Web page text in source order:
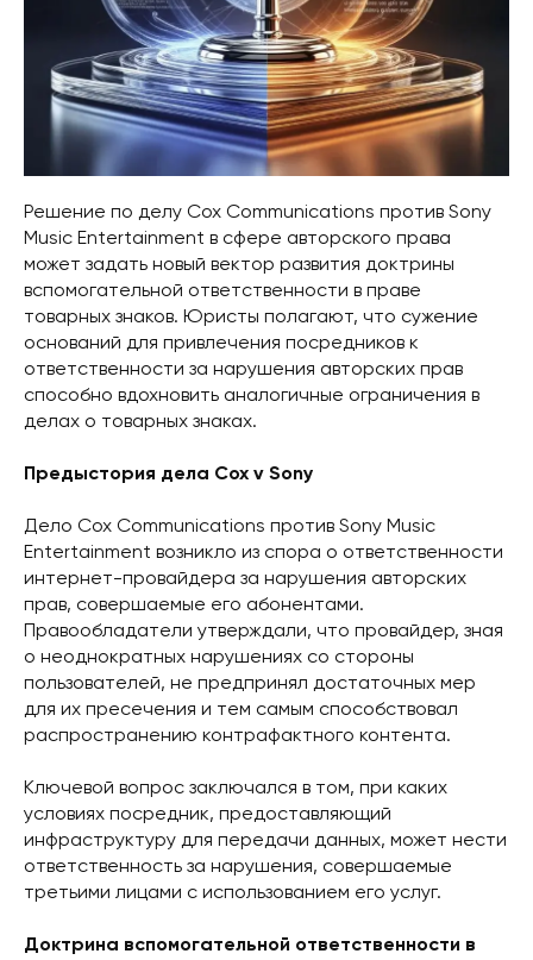
Решение по делу Cox Communications против Sony
Music Entertainment в сфере авторского права
может задать новый вектор развития доктрины
вспомогательной ответственности в праве
товарных знаков. Юристы полагают, что сужение
оснований для привлечения посредников к
ответственности за нарушения авторских прав
способно вдохновить аналогичные ограничения в
делах о товарных знаках.
Предыстория дела Cox v Sony
Дело Cox Communications против Sony Music
Entertainment возникло из спора о ответственности
интернет-провайдера за нарушения авторских
прав, совершаемые его абонентами.
Правообладатели утверждали, что провайдер, зная
о неоднократных нарушениях со стороны
пользователей, не предпринял достаточных мер
для их пресечения и тем самым способствовал
распространению контрафактного контента.
Ключевой вопрос заключался в том, при каких
условиях посредник, предоставляющий
инфраструктуру для передачи данных, может нести
ответственность за нарушения, совершаемые
третьими лицами с использованием его услуг.
Доктрина вспомогательной ответственности в